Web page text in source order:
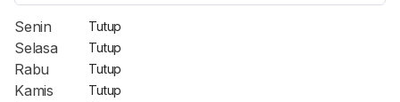
Senin Tutup
Selasa Tutup
Rabu Tutup
Kamis Tutup